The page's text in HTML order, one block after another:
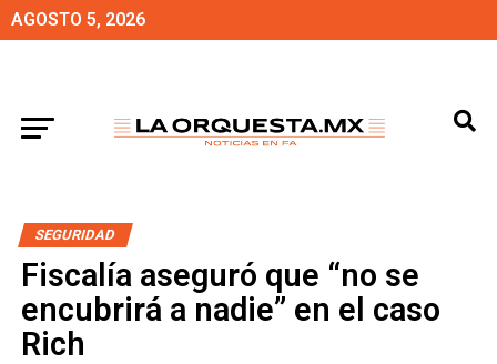
AGOSTO 5, 2026
SEGURIDAD
Fiscalía aseguró que “no se
encubrirá a nadie” en el caso
Rich